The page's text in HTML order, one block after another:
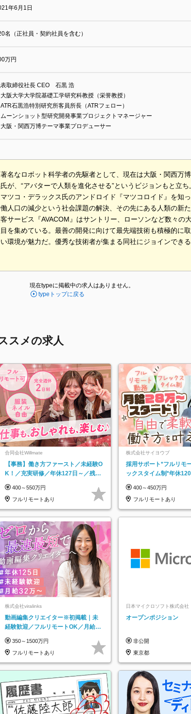
年6月1日
名（正社員・契約社員を含む）
万円
取締役社長 CEO 石黒 浩
大阪大学大学院基礎工学研究科教授（栄誉教授）
ATR石黒浩特別研究所客員所長（ATRフェロー）
ムーンショット型研究開発事業プロジェクトマネージャー
大阪・関西万博テーマ事業プロデューサー
名なロボット科学者の先駆者として、現在は大阪・関西万
が、“アバターで人類を進化させる”というビジョンもと立
ツコ・デラックス氏のアンドロイド『マツコロイド』を知
人口の減少という社会課題の解決、その先にある人類の新
サービス『AVACOM』はサントリー、ローソンなど数々の
を集めている。最善の開発に向けて最先端技術も積極的に
い環境が魅力だ。優秀な技術者が集まる同社にジョインでき
現在typeに掲載中の求人はありません。
typeトップに戻る
スメの求人
合同会社Willmate
【事務】働き方ファースト／未経験O
K！／充実研修／年休127日～／残業
400～550万円
フルリモートあり
株式会社サイヨウブ
採用サポート*フルリモ
ックスタイム制*年休
400～450万円
フルリモートあり
株式会社viralinks
動画編集クリエイター※初掲載｜未
経験歓迎／フルリモートOK／月給32
350～1500万円
フルリモートあり
日本マイクロソフト株式会社
ッチ登録】
オープンポジション
非公開
東京都